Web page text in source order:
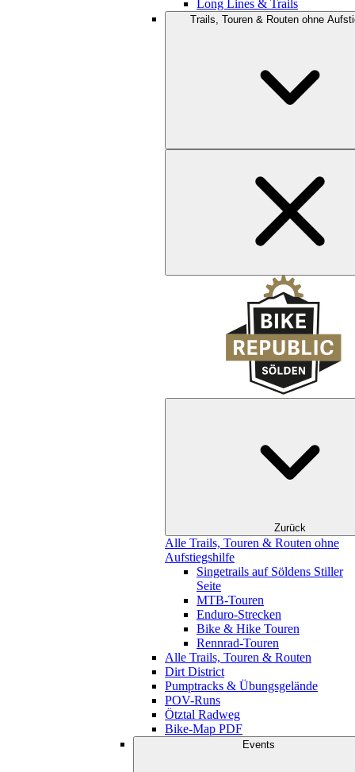
Long Lines & Trails
Trails, Touren & Routen ohne
Zurück
Alle Trails, Touren & Routen ohne
Aufstiegshilfe
Singetrails auf Söldens Stiller
Seite
MTB-Touren
Enduro-Strecken
Bike & Hike Touren
Rennrad-Touren
Alle Trails, Touren & Routen
Dirt District
Pumptracks & Übungsgelände
POV-Runs
Ötztal Radweg
Bike-Map PDF
Events